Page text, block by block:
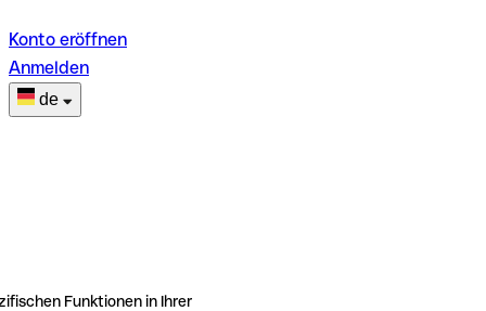
Konto eröffnen
Anmelden
de
Funktionen in Ihrer